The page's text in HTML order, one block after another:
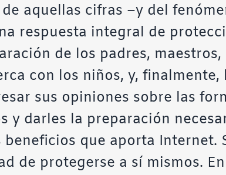
aquellas cifras –y del
respuesta integral de
de los padres,
con los niños, y, finalmente,
sus opiniones sobre las
y darles la preparación
que aporta Internet.
de protegerse a sí mismos.